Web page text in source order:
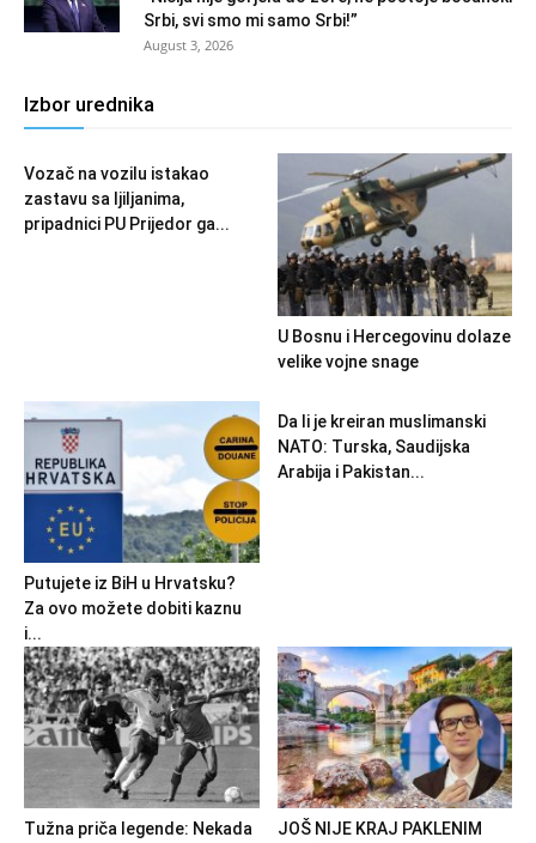
Srbi, svi smo mi samo Srbi!”
August 3, 2026
Izbor urednika
Vozač na vozilu istakao
zastavu sa ljiljanima,
pripadnici PU Prijedor ga...
U Bosnu i Hercegovinu dolaze
velike vojne snage
Putujete iz BiH u Hrvatsku?
Za ovo možete dobiti kaznu
i...
Da li je kreiran muslimanski
NATO: Turska, Saudijska
Arabija i Pakistan...
Tužna priča legende: Nekada
JOŠ NIJE KRAJ PAKLENIM